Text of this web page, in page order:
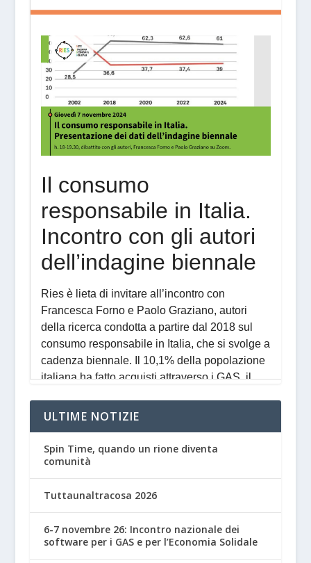
ULTIME NOTIZIE
Spin Time, quando un rione diventa
comunità
Tuttaunaltracosa 2026
6-7 novembre 26: Incontro nazionale dei
software per i GAS e per l’Economia Solidale